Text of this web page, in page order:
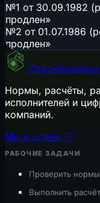
№1 от 30.09.1982
продлен»
№2 от 01.07.1986
продлен»
Нормы, расчёты,
исполнителей и
компаний.
Мы в Дзене ↗
РАБОЧИЕ ЗАДАЧИ
Проверить нормы
Выполнить расчёт